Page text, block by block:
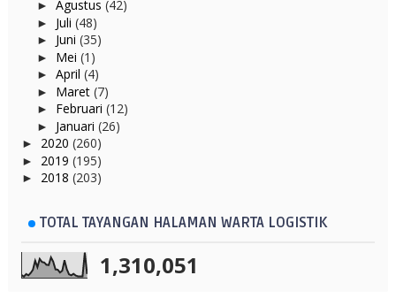
► Agustus (42)
► Juli (48)
► Juni (35)
► Mei (1)
► April (4)
► Maret (7)
► Februari (12)
► Januari (26)
► 2020 (260)
► 2019 (195)
► 2018 (203)
TOTAL TAYANGAN HALAMAN WARTA LOGISTIK
1,310,051